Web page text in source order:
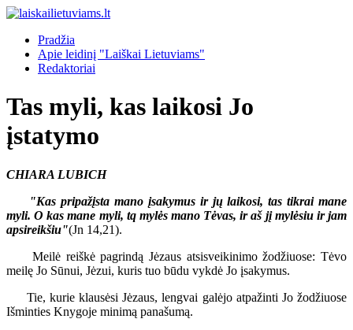
Pradžia
Apie leidinį "Laiškai Lietuviams"
Redaktoriai
Tas myli, kas laikosi Jo
įstatymo
CHIARA LUBICH
"Kas pripažįsta mano įsakymus ir jų laikosi, tas tikrai mane
myli. O kas mane myli, tq mylės mano Tėvas, ir aš jį mylėsiu ir jam
apsireikšiu"(Jn 14,21).
Meilė reiškė pagrindą Jėzaus atsisveikinimo žodžiuose: Tėvo
meilę Jo Sūnui, Jėzui, kuris tuo būdu vykdė Jo įsakymus.
Tie, kurie klausėsi Jėzaus, lengvai galėjo atpažinti Jo žodžiuose
Išminties Knygoje minimą panašumą.